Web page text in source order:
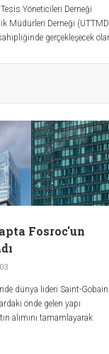
Yöneticileri Derneği
Müdürleri Derneği
gerçekleşecek
Cevdet Uysal Konferans
Fosroc'un
dünya lideri Saint-Gobain,
önde gelen yapı
alımını tamamlayarak